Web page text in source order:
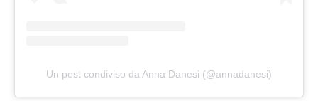
Un post condiviso da Anna Danesi (@annadanesi)